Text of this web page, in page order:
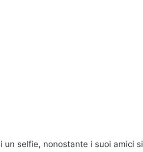
selfie, nonostante i suoi amici si